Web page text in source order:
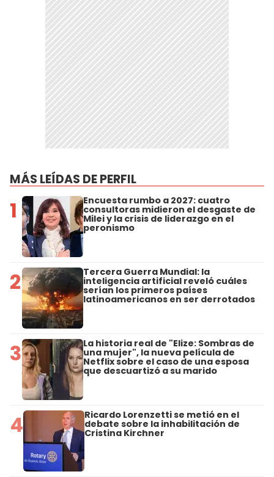
MÁS LEÍDAS DE PERFIL
1 Encuesta rumbo a 2027: cuatro
consultoras midieron el desgaste de
Milei y la crisis de liderazgo en el
peronismo
2 Tercera Guerra Mundial: la
inteligencia artificial reveló cuáles
serían los primeros países
latinoamericanos en ser derrotados
3 La historia real de "Elize: Sombras de
una mujer", la nueva película de
Netflix sobre el caso de una esposa
que descuartizó a su marido
4 Ricardo Lorenzetti se metió en el
debate sobre la inhabilitación de
Cristina Kirchner